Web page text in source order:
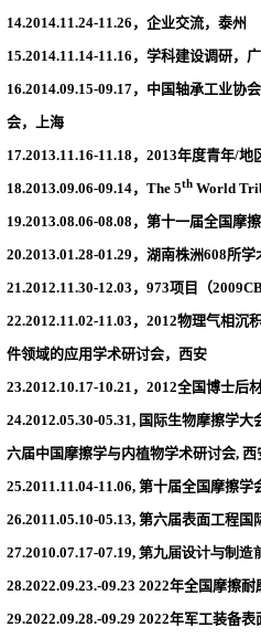
14.2014.11.24-11.26 ， 企业交流， 泰州
15.2014.11.14-11.16 ， 学科建设调研，
16.2014.09.15-09.17， 中国轴承工业协
会，上海
17.2013.11.16-11.18 ， 2013年度青年/地
18.2013.09.06-09.14， The 5th World
19.2013.08.06-08.08 ，第十一届全国摩
20.2013.01.28-01.29 ，湖南株洲608所学
21.2012.11.30-12.03 ， 973项目（
22.2012.11.02-11.03 ， 2012物理气相沉
件领域的应用学术研讨会，西安
23.2012.10.17-10.21 ， 2012全国博士后
24.2012.05.30-05.31, 国际生物摩擦学大
六届中国摩擦学与内植物学术研讨会, 西
25.2011.11.04-11.06, 第十届全国摩擦学
26.2011.05.10-05.13, 第六届表面工程国
27.2010.07.17-07.19, 第九届设计与制造
28.2022.09.23.-09.23 2022年全国摩擦
29.2022.09.28.-09.29 2022年军工装备